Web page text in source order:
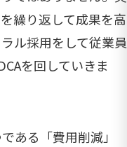
繰り返して成果を高
ル採用をして従業員
を回していきま
ある「費用削減」